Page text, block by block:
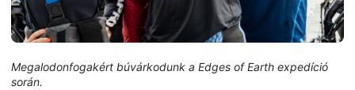
Megalodonfogakért búvárkodunk a Edges of Earth expedíció
során.